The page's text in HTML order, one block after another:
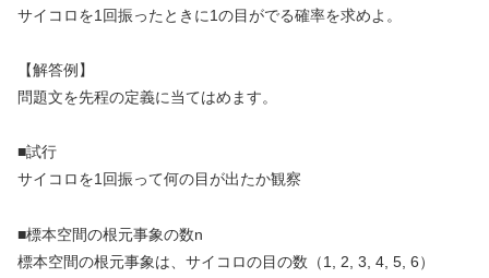
サイコロを1回振ったときに1の目がでる確率を求めよ。
【解答例】
問題文を先程の定義に当てはめます。
■試行
サイコロを1回振って何の目が出たか観察
■標本空間の根元事象の数n
標本空間の根元事象は、サイコロの目の数（1, 2, 3, 4, 5, 6）